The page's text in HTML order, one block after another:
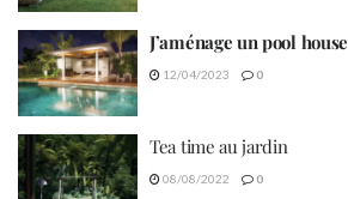
J’aménage un pool house
12/04/2023 0
Tea time au jardin
08/08/2022 0